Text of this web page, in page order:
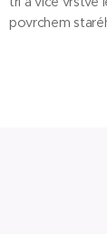
povrchem